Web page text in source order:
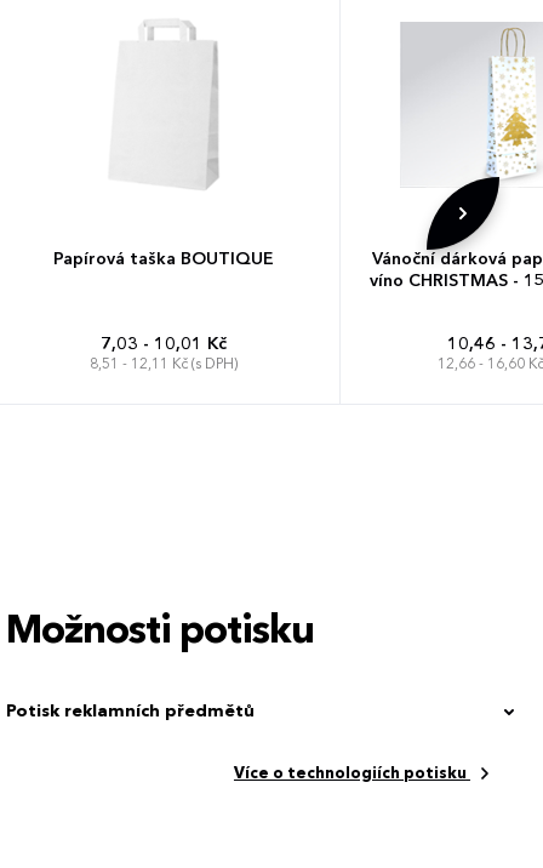
Papírová taška BOUTIQUE
7,03 - 10,01 Kč
8,51 - 12,11 Kč (s DPH)
Vánoční dárková
víno CHRISTMAS -
10,46 -
12,66 - 16,60
Možnosti potisku
Potisk reklamních předmětů
Více o technologiích potisku